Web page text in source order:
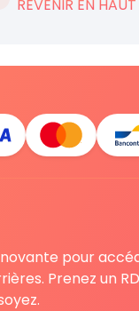
REVENIR EN HAUT
pour
Prenez un